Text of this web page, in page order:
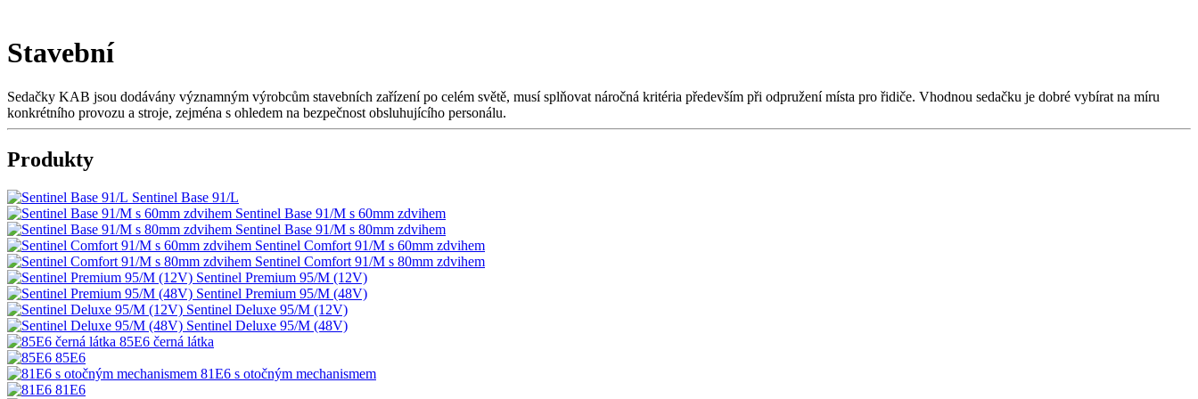
Stavební
Sedačky KAB jsou dodávány významným výrobcům stavebních zařízení po celém světě, musí splňovat náročná kritéria především při odpružení místa pro řidiče. Vhodnou sedačku je dobré vybírat na míru
konkrétního provozu a stroje, zejména s ohledem na bezpečnost obsluhujícího personálu.
Produkty
Sentinel Base 91/L
Sentinel Base 91/M s 60mm zdvihem
Sentinel Base 91/M s 80mm zdvihem
Sentinel Comfort 91/M s 60mm zdvihem
Sentinel Comfort 91/M s 80mm zdvihem
Sentinel Premium 95/M (12V)
Sentinel Premium 95/M (48V)
Sentinel Deluxe 95/M (12V)
Sentinel Deluxe 95/M (48V)
85E6 černá látka
85E6
81E6 s otočným mechanismem
81E6